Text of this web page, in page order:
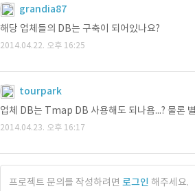
grandia87
해당 업체들의 DB는 구축이 되어있나요?
2014.04.22. 오후 16:25
tourpark
업체 DB는 Tmap DB 사용해도 되나욤...? 물론
2014.04.23. 오후 16:17
프로젝트 문의를 작성하려면 로그인 해주세요.